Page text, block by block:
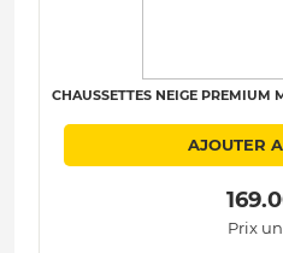
CHAUSSETTES NEIGE PREMIUM
AJOUTER
Prix